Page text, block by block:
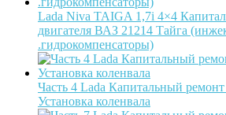
Lada Niva TAIGA 1,7i 4×4
двигателя ВАЗ 21214 Тайга
.гидрокомпенсаторы)
Часть 4 Lada Капитальный
Установка коленвала